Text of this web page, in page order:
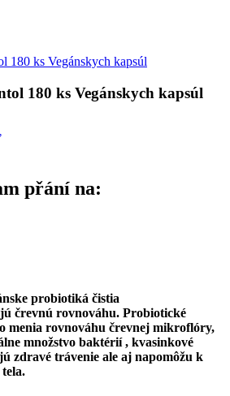
180 ks Vegánskych kapsúl
přání na:
probiotiká čistia
črevnú rovnováhu. Probiotické
menia rovnováhu črevnej mikroflóry,
množstvo baktérií , kvasinkové
zdravé trávenie ale aj napomôžu k